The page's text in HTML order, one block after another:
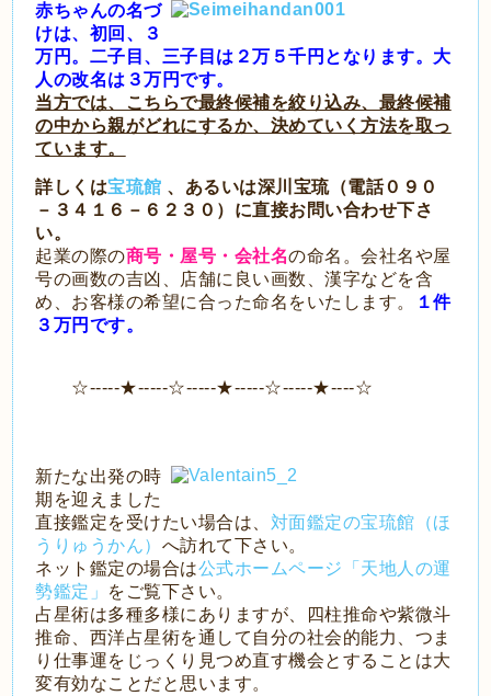
赤ちゃんの名づ
けは、初回、３
万円。二子目、三子目は２万５千円となります。大
人の改名は３万円です。
当方では、こちらで最終候補を絞り込み、最終候補
の中から親がどれにするか、決めていく方法を取っ
ています。
詳しくは宝琉館 、あるいは深川宝琉（電話０９０
－３４１６－６２３０）に直接お問い合わせ下さ
い。
起業の際の商号・屋号・会社名の命名。会社名や屋
号の画数の吉凶、店舗に良い画数、漢字などを含
め、お客様の希望に合った命名をいたします。
１件
３万円です。
☆-----★-----☆-----★-----☆-----★----☆
新たな出発の時
期を迎えました
直接鑑定を受けたい場合は、 対面鑑定の宝琉館（ほ
うりゅうかん） へ訪れて下さい。
ネット鑑定の場合は公式ホームページ「天地人の運
勢鑑定」
をご覧下さい。
占星術は多種多様にありますが、四柱推命や紫微斗
推命、西洋占星術を通して自分の社会的能力、つま
り仕事運をじっくり見つめ直す機会とすることは大
変有効なことだと思います。